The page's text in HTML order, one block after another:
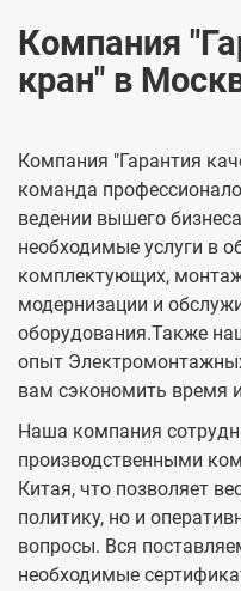
Компания
кран" в
Компания "Гарантия
команда
ведении вышего
необходимые услуги в
комплектующих,
модернизации и
оборудования.Также
опыт
вам сэкономить время
Наша компания
производственными
Китая, что позволяет
политику, но и
вопросы. Вся
необходимые